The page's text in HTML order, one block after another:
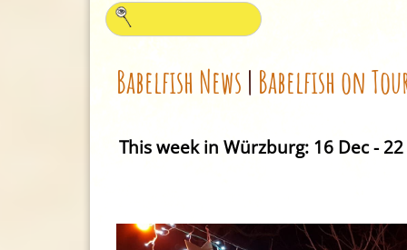
Babelfish News | Babelfish on
This week in Würzburg: 16 Dec -